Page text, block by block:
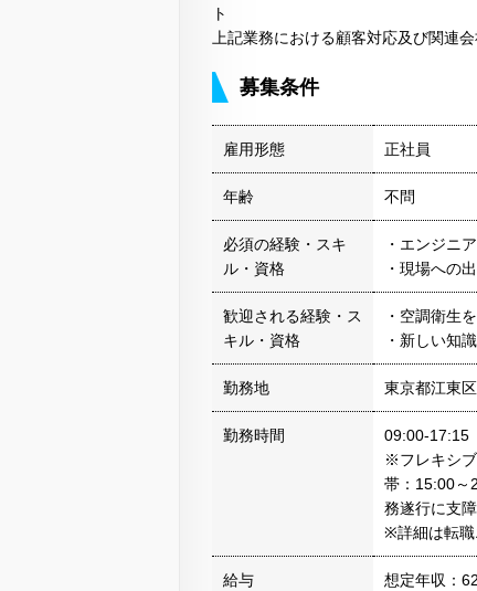
ト
上記業務における顧客対応及び
募集条件
雇用形態 正社員
年齢 不問
必須の経験・スキ
ル・資格
・エンジニ
・現場への
歓迎される経験・ス
キル・資格
・空調衛生
・新しい知
勤務地 東京都江東
勤務時間
09:00-17:15
※フレキシ
帯：15:00
務遂行に支
※詳細は転職
給与
想定年収：